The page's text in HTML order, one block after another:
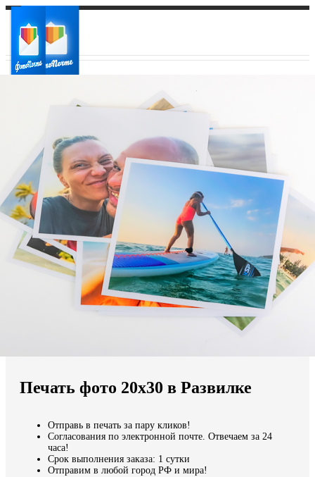
Ваш регион доставки
Выберите из списка:
Мы доставляем по всему миру
Продолжить без города
Печать фото 20х30 в Развилке
Отправь в печать за пару кликов!
Согласования по электронной почте. Отвечаем за 24
часа!
Срок выполнения заказа: 1 сутки
Отправим в любой город РФ и мира!